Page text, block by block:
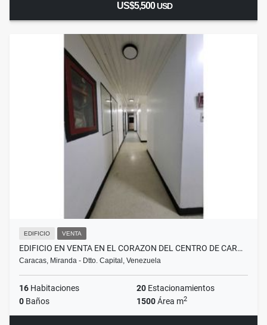
US$5,500USD
EDIFICIO VENTA
EDIFICIO EN VENTA EN EL CORAZON DEL CENTRO DE CAR…
Caracas, Miranda - Dtto. Capital, Venezuela
16 Habitaciones 20 Estacionamientos
0 Baños 1500Área m2